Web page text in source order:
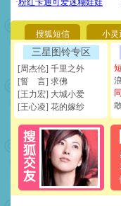
搜狐短信 小灵
三星图铃专区
[周杰伦] 千里之外
[誓 言] 求佛
[王力宏] 大城小爱
[王心凌] 花的嫁纱